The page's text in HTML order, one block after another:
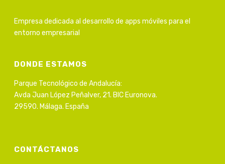
Empresa dedicada al desarrollo de apps móviles para el
entorno empresarial
DONDE ESTAMOS
Parque Tecnológico de Andalucía:
Avda Juan López Peñalver, 21. BIC Euronova.
29590. Málaga. España
CONTÁCTANOS